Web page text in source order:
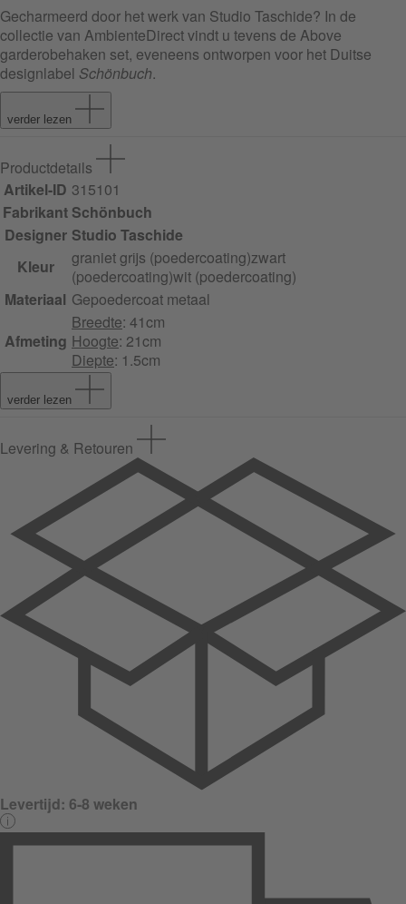
Gecharmeerd door het werk van Studio Taschide? In de
collectie van AmbienteDirect vindt u tevens de Above
garderobehaken set, eveneens ontworpen voor het Duitse
designlabel Schönbuch.
verder lezen
Productdetails
Artikel-ID 315101
Fabrikant Schönbuch
Designer Studio Taschide
Kleur
graniet grijs (poedercoating)zwart
(poedercoating)wit (poedercoating)
Materiaal Gepoedercoat metaal
Afmeting
Breedte: 41cm
Hoogte: 21cm
Diepte: 1.5cm
verder lezen
Levering & Retouren
Levertijd: 6-8 weken